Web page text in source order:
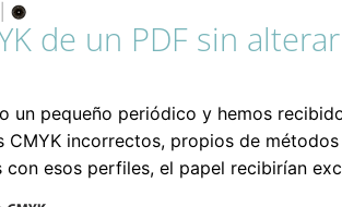
de un PDF sin
un pequeño periódico y hemos
incorrectos, propios de
esos perfiles, el papel recibirían